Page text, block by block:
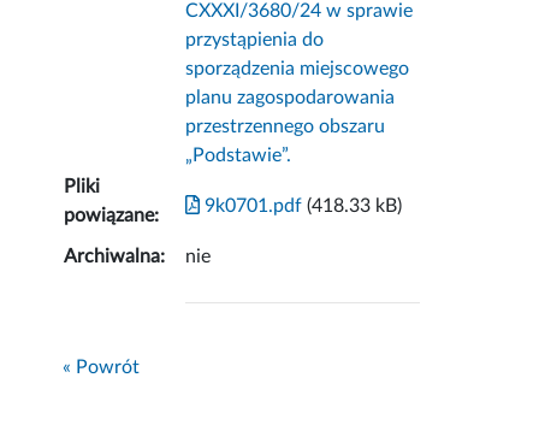
CXXXI/3680/24 w sprawie
przystąpienia do
sporządzenia miejscowego
planu zagospodarowania
przestrzennego obszaru
„Podstawie”.
Pliki
powiązane:
9k0701.pdf (418.33 kB)
Archiwalna: nie
« Powrót